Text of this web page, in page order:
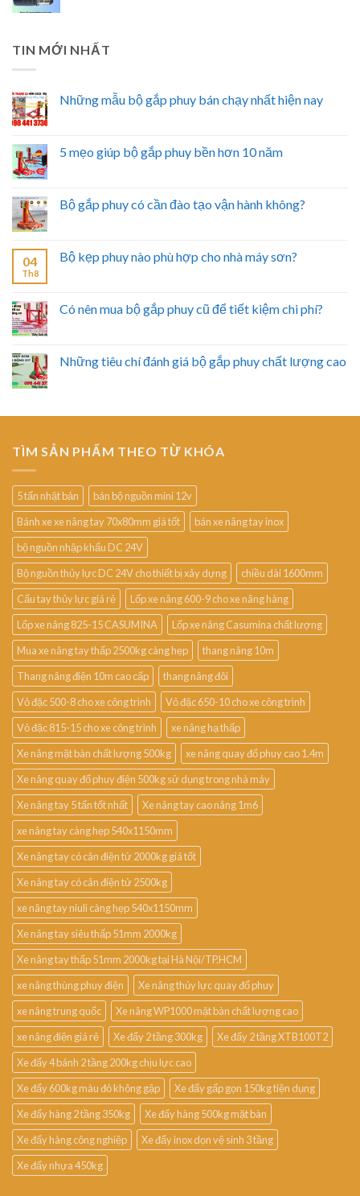
TIN MỚI NHẤT
Những mẫu bộ gắp phuy bán chạy nhất hiện nay
5 mẹo giúp bộ gắp phuy bền hơn 10 năm
Bộ gắp phuy có cần đào tạo vận hành không?
04
Th8
Bộ kẹp phuy nào phù hợp cho nhà máy sơn?
Có nên mua bộ gắp phuy cũ để tiết kiệm chi phí?
Những tiêu chí đánh giá bộ gắp phuy chất lượng cao
TÌM SẢN PHẨM THEO TỪ KHÓA
5 tấn nhật bản
bán bộ nguồn mini 12v
Bánh xe xe nâng tay 70x80mm giá tốt
bán xe nâng tay inox
bộ nguồn nhập khẩu DC 24V
Bộ nguồn thủy lực DC 24V cho thiết bị xây dựng
chiều dài 1600mm
Cẩu tay thủy lực giá rẻ
Lốp xe nâng 600-9 cho xe nâng hàng
Lốp xe nâng 825-15 CASUMINA
Lốp xe nâng Casumina chất lượng
Mua xe nâng tay thấp 2500kg càng hẹp
thang nâng 10m
Thang nâng điện 10m cao cấp
thang nâng đôi
Vỏ đặc 500-8 cho xe công trình
Vỏ đặc 650-10 cho xe công trình
Vỏ đặc 815-15 cho xe công trình
xe nâng hạ thấp
Xe nâng mặt bàn chất lượng 500kg
xe nâng quay đổ phuy cao 1.4m
Xe nâng quay đổ phuy điện 500kg sử dụng trong nhà máy
Xe nâng tay 5 tấn tốt nhất
Xe nâng tay cao nâng 1m6
xe nâng tay càng hẹp 540x1150mm
Xe nâng tay có cân điện tử 2000kg giá tốt
Xe nâng tay có cân điện tử 2500kg
xe nâng tay niuli càng hẹp 540x1150mm
Xe nâng tay siêu thấp 51mm 2000kg
Xe nâng tay thấp 51mm 2000kg tại Hà Nội/TP.HCM
xe nâng thùng phuy điện
Xe nâng thủy lực quay đổ phuy
xe nâng trung quốc
Xe nâng WP1000 mặt bàn chất lượng cao
xe nâng điện giá rẻ
Xe đẩy 2 tầng 300kg
Xe đẩy 2 tầng XTB100T2
Xe đẩy 4 bánh 2 tầng 200kg chịu lực cao
Xe đẩy 600kg màu đỏ không gập
Xe đẩy gấp gọn 150kg tiện dụng
Xe đẩy hàng 2 tầng 350kg
Xe đẩy hàng 500kg mặt bàn
Xe đẩy hàng công nghiệp
Xe đẩy inox dọn vệ sinh 3 tầng
Xe đẩy nhựa 450kg